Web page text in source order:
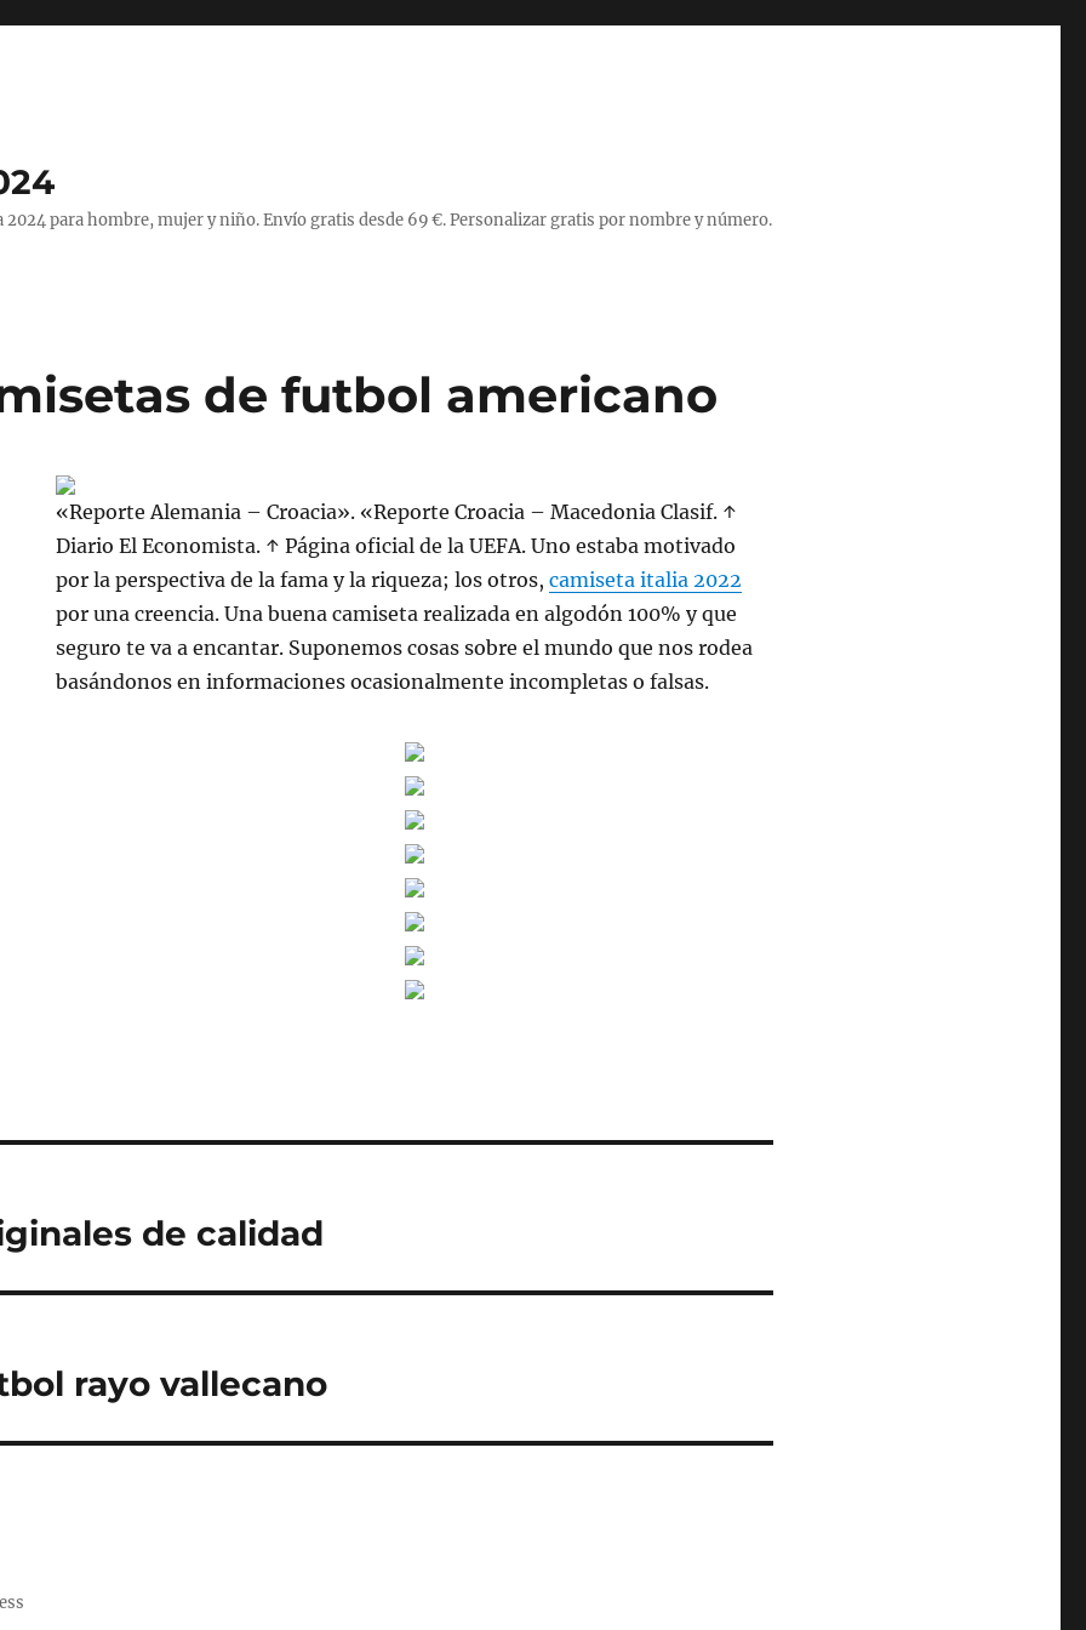
para hombre, mujer y niño. Envío gratis desde 69 €. Personalizar gratis por nombre y número.
de futbol americano
«Reporte Alemania – Croacia». «Reporte Croacia – Macedonia Clasif. ↑
Diario El Economista. ↑ Página oficial de la UEFA. Uno estaba motivado
por la perspectiva de la fama y la riqueza; los otros,camiseta italia 2022
por una creencia. Una buena camiseta realizada en algodón 100% y que
seguro te va a encantar. Suponemos cosas sobre el mundo que nos rodea
basándonos en informaciones ocasionalmente incompletas o falsas.
de calidad
rayo vallecano